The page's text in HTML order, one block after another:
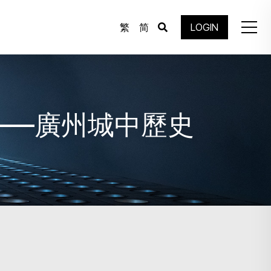
繁 简 LOGIN
廣州城中歷史